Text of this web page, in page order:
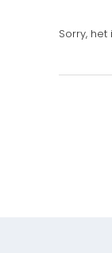
Sorry,